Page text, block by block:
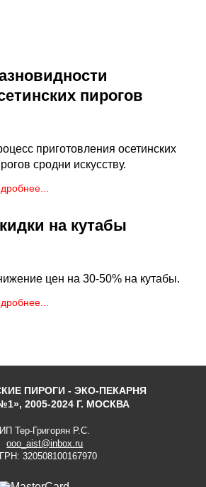
пирогов
приготовления осетинских
сродни искусству.
на кутабы
цен на 30-50% на кутабы.
ПИРОГИ - ЭКО-ПЕКАРНЯ
2005-2024 Г. МОСКВА
ИП Тер-Григорян Р.С.
ooo_aist@inbox.ru
320508100167970